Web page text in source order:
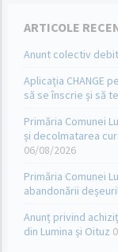
ARTICOLE
Anunt colectiv
Aplicația CHANGE
să se înscrie și să
Primăria Comunei
și decolmatarea
06/08/2026
Primăria Comunei
abandonării
Anunț privind
din Lumina și Oituz